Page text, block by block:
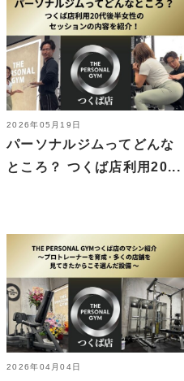
2026年05月19日
パーソナルジムってどんな
ところ？ つくば店利用20...
2026年04月04日